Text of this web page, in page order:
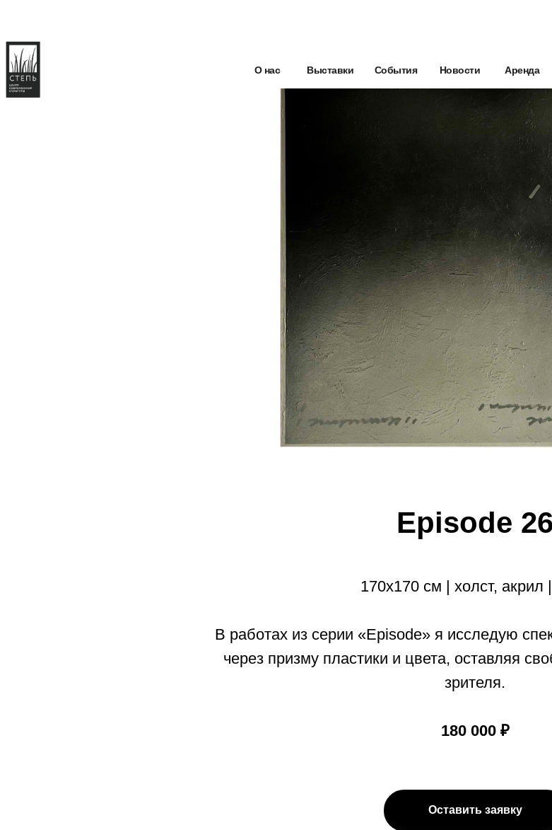
Аренда
Новости
События
Выставки
О нас
Episode 26
170х170 см | холст, акрил
В работах из серии «Episode» я исследую
через призму пластики и цвета, оставляя
зрителя.
180 000 ₽
Оставить заявку